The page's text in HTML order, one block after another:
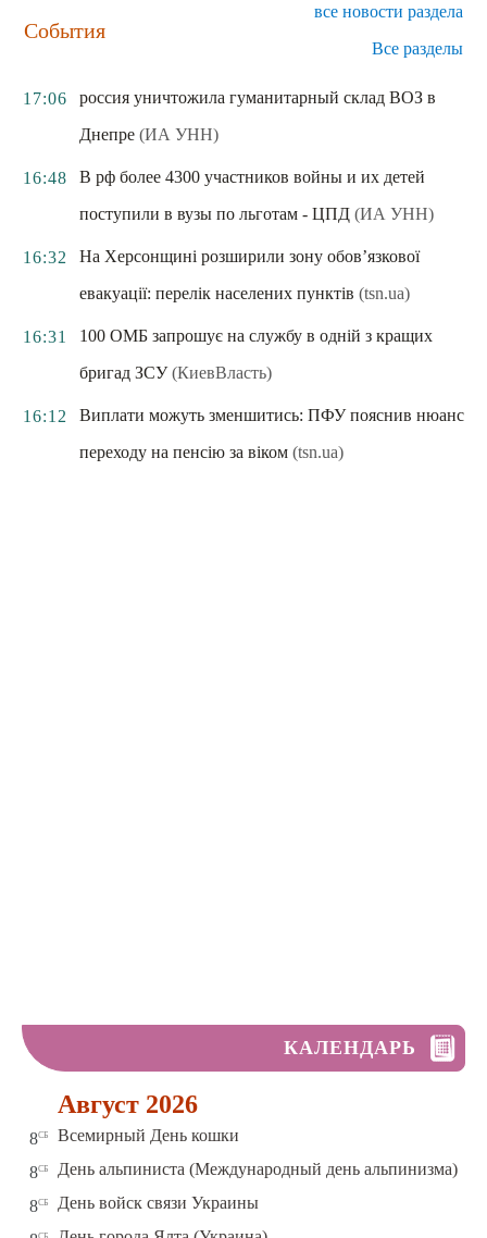
События
все новости раздела
Все разделы
17:06
россия уничтожила гуманитарный склад ВОЗ в
Днепре (ИА УНН)
16:48
В рф более 4300 участников войны и их детей
поступили в вузы по льготам - ЦПД (ИА УНН)
16:32
На Херсонщині розширили зону обов’язкової
евакуації: перелік населених пунктів (tsn.ua)
16:31
100 ОМБ запрошує на службу в одній з кращих
бригад ЗСУ (КиевВласть)
16:12
Виплати можуть зменшитись: ПФУ пояснив нюанс
переходу на пенсію за віком (tsn.ua)
КАЛЕНДАРЬ
Август 2026
8сб Всемирный День кошки
8сб День альпиниста (Международный день альпинизма)
8сб День войск связи Украины
сб